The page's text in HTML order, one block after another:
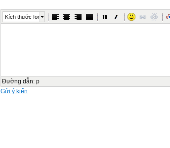
Kích thước font
Đường dẫn: p
Gửi ý kiến